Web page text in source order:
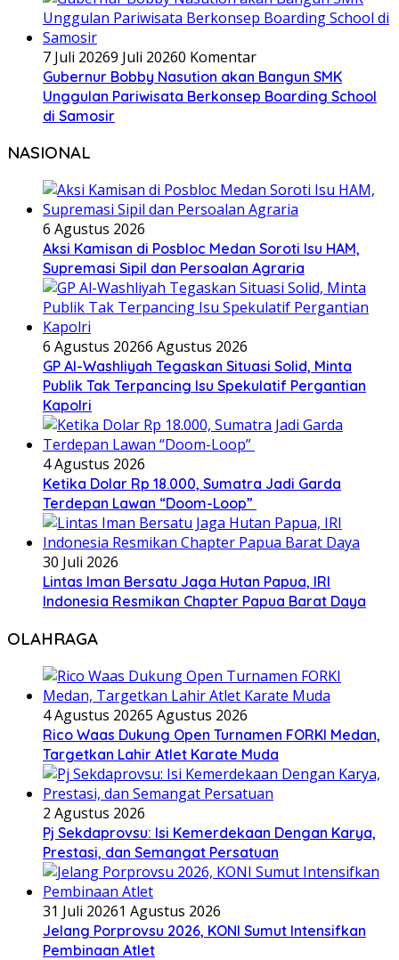
7 Juli 20269 Juli 20260 Komentar
Gubernur Bobby Nasution akan Bangun SMK
Unggulan Pariwisata Berkonsep Boarding School
di Samosir
NASIONAL
6 Agustus 2026
Aksi Kamisan di Posbloc Medan Soroti Isu HAM,
Supremasi Sipil dan Persoalan Agraria
6 Agustus 20266 Agustus 2026
GP Al-Washliyah Tegaskan Situasi Solid, Minta
Publik Tak Terpancing Isu Spekulatif Pergantian
Kapolri
4 Agustus 2026
Ketika Dolar Rp 18.000, Sumatra Jadi Garda
Terdepan Lawan “Doom-Loop”
30 Juli 2026
Lintas Iman Bersatu Jaga Hutan Papua, IRI
Indonesia Resmikan Chapter Papua Barat Daya
OLAHRAGA
4 Agustus 20265 Agustus 2026
Rico Waas Dukung Open Turnamen FORKI Medan,
Targetkan Lahir Atlet Karate Muda
2 Agustus 2026
Pj Sekdaprovsu: Isi Kemerdekaan Dengan Karya,
Prestasi, dan Semangat Persatuan
31 Juli 20261 Agustus 2026
Jelang Porprovsu 2026, KONI Sumut Intensifkan
Pembinaan Atlet